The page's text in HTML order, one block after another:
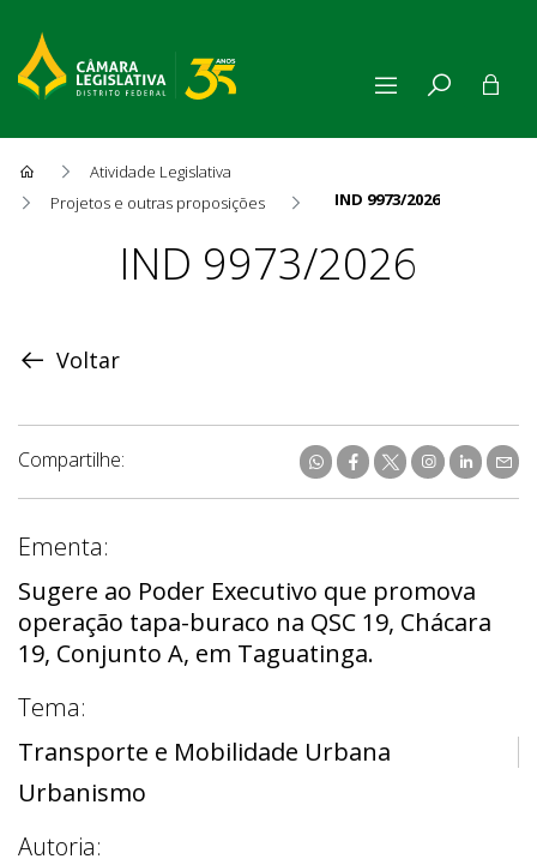
Atividade Legislativa
Projetos e outras proposições
IND 9973/2026
ProposiçãoIND 9973/2026
Voltar
Compartilhe:
Ementa:
Sugere ao Poder Executivo que promova
operação tapa-buraco na QSC 19, Chácara
19, Conjunto A, em Taguatinga.
Tema:
Transporte e Mobilidade Urbana
Urbanismo
Autoria: